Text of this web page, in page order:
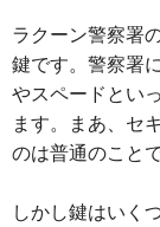
ラクーン警察署
鍵です。警察署
やスペードとい
ます。まあ、セ
のは普通のこと
しかし鍵はいく